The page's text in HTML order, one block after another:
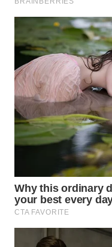
KUNINGAN
WN
MAJALENGKA
WN
SUBANG
SUKABUMI
WN